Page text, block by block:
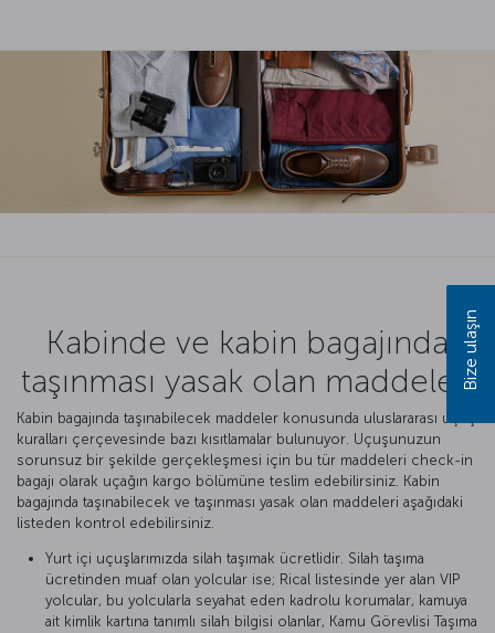
Kabinde ve kabin bagajında
taşınması yasak olan maddeler
Kabin bagajında taşınabilecek maddeler konusunda uluslararası uçuş
kuralları çerçevesinde bazı kısıtlamalar bulunuyor. Uçuşunuzun
sorunsuz bir şekilde gerçekleşmesi için bu tür maddeleri check-in
bagajı olarak uçağın kargo bölümüne teslim edebilirsiniz. Kabin
bagajında taşınabilecek ve taşınması yasak olan maddeleri aşağıdaki
listeden kontrol edebilirsiniz.
Yurt içi uçuşlarımızda silah taşımak ücretlidir. Silah taşıma
ücretinden muaf olan yolcular ise; Rical listesinde yer alan VIP
yolcular, bu yolcularla seyahat eden kadrolu korumalar, kamuya
ait kimlik kartına tanımlı silah bilgisi olanlar, Kamu Görevlisi Taşıma
Bize ulaşın